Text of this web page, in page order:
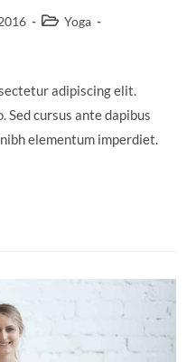
Yoga
adipiscing elit.
Sed cursus ante dapibus
elementum imperdiet.